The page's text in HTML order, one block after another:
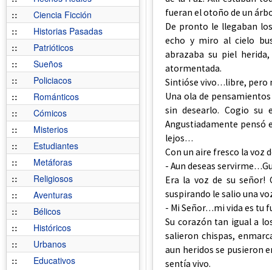
::
Ciencia Ficción
::
Historias Pasadas
::
Patrióticos
::
Sueños
::
Policiacos
::
Románticos
::
Cómicos
::
Misterios
::
Estudiantes
::
Metáforas
::
Religiosos
::
Aventuras
::
Bélicos
::
Históricos
::
Urbanos
::
Educativos
fueran el otoño de un
De pronto le llegaban
echo y miro al cielo
abrazaba su piel
atormentada.
Sintióse vivo…libre, pero
Una ola de
sin desearlo. Cogio su
Angustiadamente pensó
lejos…
Con un aire fresco la voz
- Aun deseas
Era la voz de su señor!
suspirando le salio una
- Mi Señor…mi vida es tu
Su corazón tan igual a
salieron chispas,
aun heridos se pusieron
sentía vivo.